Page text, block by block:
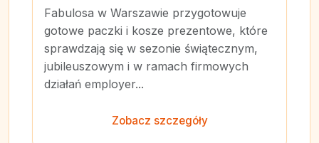
Fabulosa w Warszawie przygotowuje
gotowe paczki i kosze prezentowe, które
sprawdzają się w sezonie świątecznym,
jubileuszowym i w ramach firmowych
działań employer...
Zobacz szczegóły